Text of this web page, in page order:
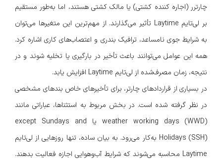
چارترر (اجاره کننده کشتی) یا مالک کشتی هستند، اما به‌طور مستقیم
بر لی‌تایم Laytime تأثیر می‌گذارند. از مهم‌ترین این متغیرها می‌توان
به شرایط جوی نامساعد، ترافیک بندری و اعتصاب‌های کاری اشاره کرد.
همه این عوامل می‌توانند باعث تأخیر در بارگیری یا تخلیه شوند و در
نتیجه، زمان مصرف‌شده از لی‌تایم Laytime افزایش یابد.
در بسیاری از قراردادهای چارتر، برای تأخیرهای خاص بندهای مشخصی
در نظر گرفته شده است. در بخش مربوط به استثناها، عباراتی مانند
weather working days (WWD) یا except Sundays and
Holidays (SSH) به‌کار می‌رود. به بیان ساده، تنها روزهایی از لی‌تایم
Laytime محاسبه می‌شوند که شرایط آب‌وهوایی اجازه فعالیت بدهند.